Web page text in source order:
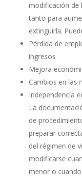
modificación de
tanto para
extinguirla.
Pérdida de
ingresos
Mejora
Cambios en las
Independencia
La
de
preparar
del régimen de
modificarse
menor o